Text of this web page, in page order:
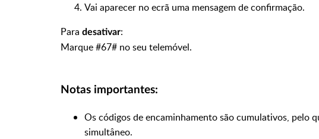
Vai aparecer no ecrã uma mensagem de confirmação.
Para desativar:
Marque #67# no seu telemóvel.
Notas importantes:
Os códigos de encaminhamento são cumulativos, pelo
simultâneo.